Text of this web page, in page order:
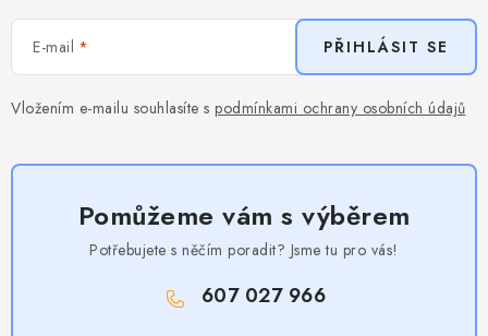
E-mail
Vložením e-mailu souhlasíte s podmínkami ochrany osobních údajů
PŘIHLÁSIT SE
Pomůžeme vám s výběrem
Potřebujete s něčím poradit? Jsme tu pro vás!
607 027 966